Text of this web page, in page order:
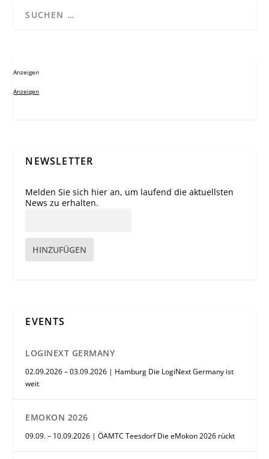
Anzeigen
Anzeigen
NEWSLETTER
Melden Sie sich hier an, um laufend die aktuellsten
News zu erhalten.
HINZUFÜGEN
EVENTS
LOGINEXT GERMANY
02.09.2026 – 03.09.2026 | Hamburg Die LogiNext Germany ist
weit
EMOKON 2026
09.09. – 10.09.2026 | ÖAMTC Teesdorf Die eMokon 2026 rückt